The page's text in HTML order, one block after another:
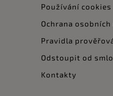
Používání cookies
Ochrana osobních
Pravidla
Odstoupit od
Kontakty